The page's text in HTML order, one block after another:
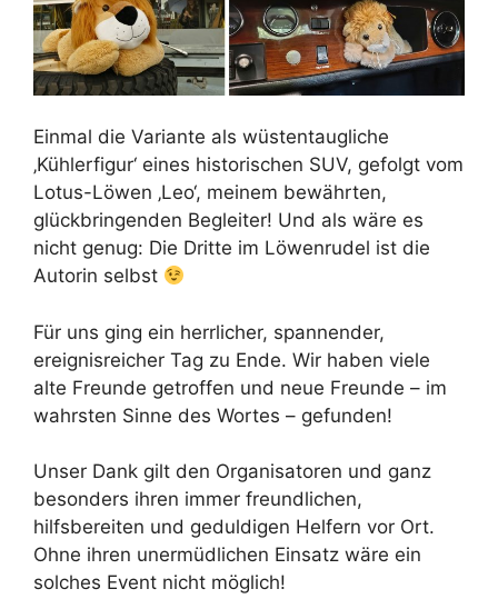
Einmal die Variante als wüstentaugliche
‚Kühlerfigur‘ eines historischen SUV, gefolgt vom
Lotus-Löwen ‚Leo‘, meinem bewährten,
glückbringenden Begleiter! Und als wäre es
nicht genug: Die Dritte im Löwenrudel ist die
Autorin selbst
Für uns ging ein herrlicher, spannender,
ereignisreicher Tag zu Ende. Wir haben viele
alte Freunde getroffen und neue Freunde – im
wahrsten Sinne des Wortes – gefunden!
Unser Dank gilt den Organisatoren und ganz
besonders ihren immer freundlichen,
hilfsbereiten und geduldigen Helfern vor Ort.
Ohne ihren unermüdlichen Einsatz wäre ein
solches Event nicht möglich!